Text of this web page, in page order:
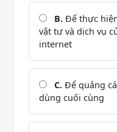
B. Để thực
vật tư và dịch vụ
internet
C. Để quảng
dùng cuối cùng